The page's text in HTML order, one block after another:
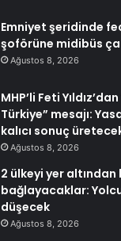
Emniyet şeridinde
şoförüne midibüs
Ağustos 8, 2026
MHP’li Feti
Türkiye” mesajı:
kalıcı sonuç
Ağustos 8, 2026
2 ülkeyi yer
bağlayacaklar:
düşecek
Ağustos 8, 2026